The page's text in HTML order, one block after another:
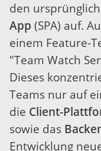
den
App (SPA) auf.
einem Feature-
"Team Watch
Dieses
Teams nur auf
die Client-
sowie das
Entwicklung